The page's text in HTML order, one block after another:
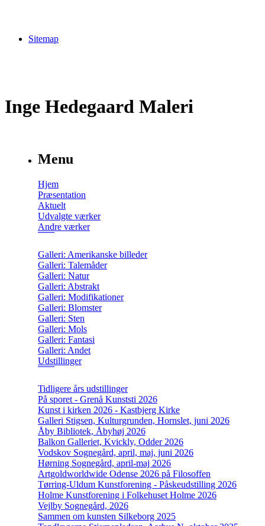
Sitemap
Inge Hedegaard Maleri
Menu
Hjem
Præsentation
Aktuelt
Udvalgte værker
Andre værker
Galleri: Amerikanske billeder
Galleri: Talemåder
Galleri: Natur
Galleri: Abstrakt
Galleri: Modifikationer
Galleri: Blomster
Galleri: Sten
Galleri: Mols
Galleri: Fantasi
Galleri: Andet
Udstillinger
Tidligere års udstillinger
På sporet - Grenå Kunststi 2026
Kunst i kirken 2026 - Kastbjerg Kirke
Galleri Stigsen, Kulturgrunden, Hornslet, juni 2026
Åby Bibliotek, Åbyhøj 2026
Balkon Galleriet, Kvickly, Odder 2026
Vodskov Sognegård, april, maj, juni 2026
Hørning Sognegård, april-maj 2026
Artgoldworldwide Odense 2026 på Filosoffen
Tørring-Uldum Kunstforening - Påskeudstilling 2026
Holme Kunstforening i Folkehuset Holme 2026
Vejlby Sognegård, 2026
Sammen om kunsten Silkeborg 2025